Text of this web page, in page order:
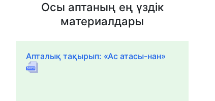
Осы аптаның ең үздік
материалдары
Апталық тақырып: «Ас атасы-нан»